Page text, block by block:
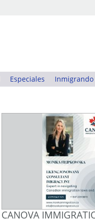
Especiales Inmigrando
CANOVA